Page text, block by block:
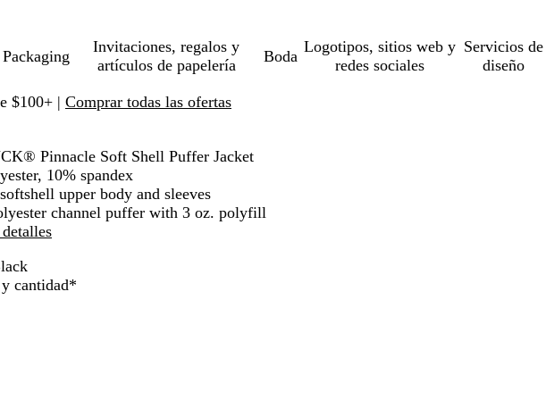
Packaging
Invitaciones, regalos y
artículos de papelería
Boda
Logotipos, sitios web y
redes sociales
Servicios de
diseño
$100+ | Comprar todas las ofertas
Pinnacle Soft Shell Puffer Jacket
10% spandex
upper body and sleeves
channel puffer with 3 oz. polyfill
cantidad*